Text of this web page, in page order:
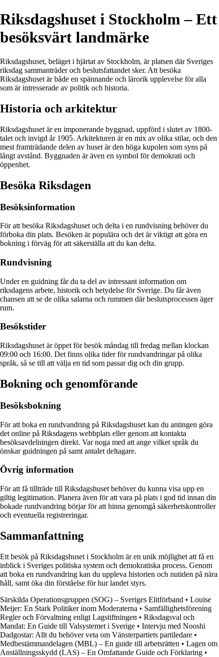
Riksdagshuset i Stockholm – Ett
besöksvärt landmärke
Riksdagshuset, beläget i hjärtat av Stockholm, är platsen där Sveriges
riksdag sammanträder och beslutsfattandet sker. Att besöka
Riksdagshuset är både en spännande och lärorik upplevelse för alla
som är intresserade av politik och historia.
Historia och arkitektur
Riksdagshuset är en imponerande byggnad, uppförd i slutet av 1800-
talet och invigd år 1905. Arkitekturen är en mix av olika stilar, och den
mest framträdande delen av huset är den höga kupolen som syns på
långt avstånd. Byggnaden är även en symbol för demokrati och
öppenhet.
Besöka Riksdagen
Besöksinformation
För att besöka Riksdagshuset och delta i en rundvisning behöver du
förboka din plats. Besöken är populära och det är viktigt att göra en
bokning i förväg för att säkerställa att du kan delta.
Rundvisning
Under en guidning får du ta del av intressant information om
riksdagens arbete, historik och betydelse för Sverige. Du får även
chansen att se de olika salarna och rummen där beslutsprocessen äger
rum.
Besökstider
Riksdagshuset är öppet för besök måndag till fredag mellan klockan
09:00 och 16:00. Det finns olika tider för rundvandringar på olika
språk, så se till att välja en tid som passar dig och din grupp.
Bokning och genomförande
Besöksbokning
För att boka en rundvandring på Riksdagshuset kan du antingen göra
det online på Riksdagens webbplats eller genom att kontakta
besöksavdelningen direkt. Var noga med att ange vilket språk du
önskar guidningen på samt antalet deltagare.
Övrig information
För att få tillträde till Riksdagshuset behöver du kunna visa upp en
giltig legitimation. Planera även för att vara på plats i god tid innan din
bokade rundvandring börjar för att hinna genomgå säkerhetskontroller
och eventuella registreringar.
Sammanfattning
Ett besök på Riksdagshuset i Stockholm är en unik möjlighet att få en
inblick i Sveriges politiska system och demokratiska process. Genom
att boka en rundvandring kan du uppleva historien och nutiden på nära
håll, samt öka din förståelse för hur landet styrs.
Särskilda Operationsgruppen (SOG) – Sveriges Elitförband • Louise
Meijer: En Stark Politiker inom Moderaterna • Samfällighetsförening
Regler och Förvaltning enligt Lagstiftningen • Riksdagsval och
Mandat: En Guide till Valsystemet i Sverige • Intervju med Nooshi
Dadgostar: Allt du behöver veta om Vänsterpartiets partiledare •
Medbestämmandelagen (MBL) – En guide till arbetsrätten • Lagen om
Anställningsskydd (LAS) – En Omfattande Guide och Förklaring •